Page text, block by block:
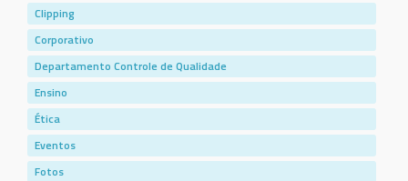
Clipping
Corporativo
Departamento Controle de Qualidade
Ensino
Ética
Eventos
Fotos